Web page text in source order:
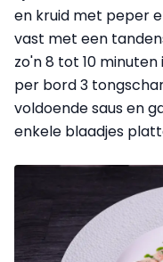
en kruid met peper
vast met een
zo'n 8 tot 10
per bord 3
voldoende saus en
enkele blaadjes